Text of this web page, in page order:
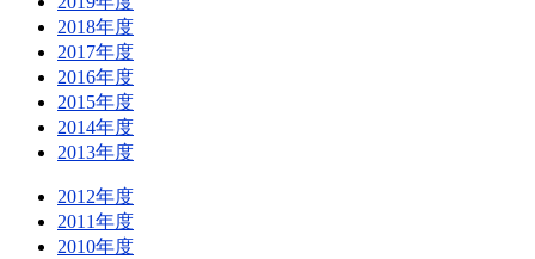
2018年度
2017年度
2016年度
2015年度
2014年度
2013年度
2012年度
2011年度
2010年度